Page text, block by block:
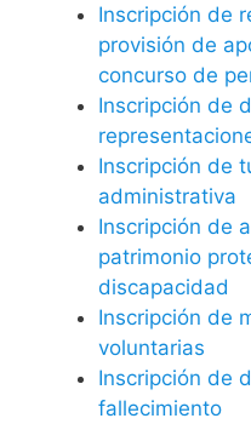
Inscripción de
provisión de
concurso de
Inscripción de
Inscripción de
administrativa
Inscripción de
patrimonio
discapacidad
Inscripción de
voluntarias
Inscripción de
fallecimiento